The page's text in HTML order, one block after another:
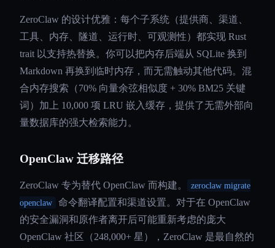
ZeroClaw 的设计优雅：每个子系统（提供商、渠道、
工具、内存、隧道、运行时、可观测性）都实现 Rust
trait 以支持热替换。你可以把内存后端从 SQLite 换到
Markdown 再换到临时内存，而无需触动其他代码。混
合内存搜索（70% 向量余弦相似度 + 30% BM25 关键
词）加上 10,000 项 LRU 嵌入缓存，提供了无需外部向
量数据库的强大检索能力。
OpenClaw 迁移路径
ZeroClaw 专为替代 OpenClaw 而构建。
zeroclaw migrate
openclaw
命令翻译配置和渠道设置。对于在 OpenClaw
的安全漏洞和原作者离开后可能重新考虑的庞大
OpenClaw 社区（248,000+ 星），ZeroClaw 是最自然的